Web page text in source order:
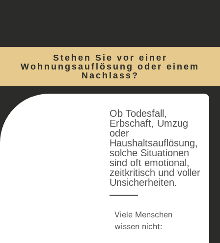
Stehen Sie vor einer
Wohnungsauflösung oder einem
Nachlass?
Ob Todesfall,
Erbschaft, Umzug
oder
Haushaltsauflösung,
solche Situationen
sind oft emotional,
zeitkritisch und voller
Unsicherheiten.
Viele Menschen
wissen nicht: